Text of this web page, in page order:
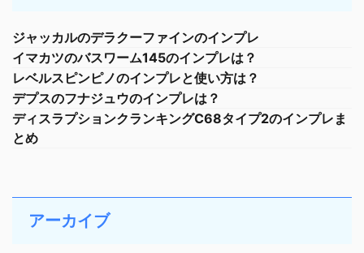
ジャッカルのデラクーファインのインプレ
イマカツのバスワーム145のインプレは？
レベルスピンピノのインプレと使い方は？
デプスのフナジュウのインプレは？
ディスラプションクランキングC68タイプ2のインプレま
とめ
アーカイブ